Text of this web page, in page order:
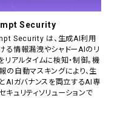
Security
Security は、生成AI利用
る情報漏洩やシャドーAIのリ
リアルタイムに検知・制御。機
の自動マスキングにより、生
AIガバナンスを両立するAI専
キュリティソリューションで